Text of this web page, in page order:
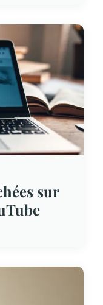
sur